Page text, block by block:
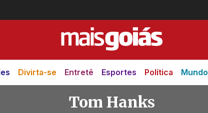
Divirta-se Entretê Esportes Política Mundo
Tom Hanks